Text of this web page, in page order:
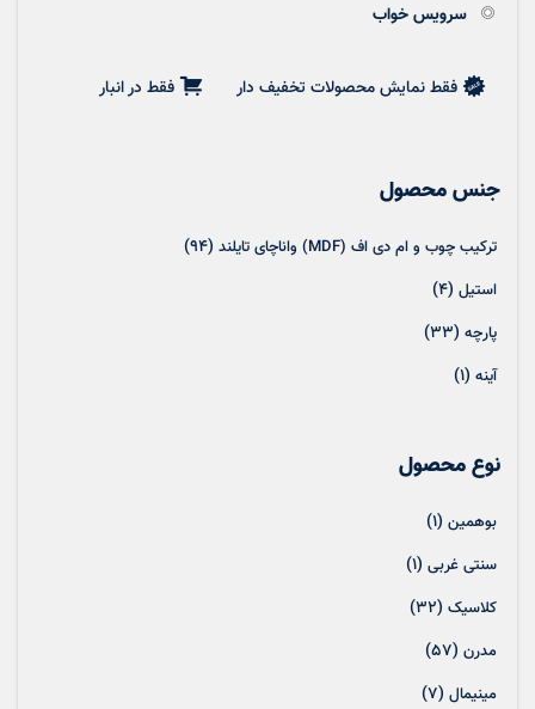
سرویس خواب
فقط نمایش محصولات تخفیف دار فقط در انبار
جنس محصول
ترکیب چوب و ام دی اف (MDF) واناچای تایلند (94)
استیل (4)
پارچه (33)
آینه (1)
نوع محصول
بوهمین (1)
سنتی غربی (1)
کلاسیک (32)
مدرن (57)
مینیمال (7)